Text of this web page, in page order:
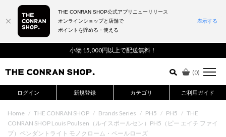
小物 15,000円以上で配送無料！
(0)
ログイン 新規登録 カテゴリ ご利用ガイド
詳細検索はこちら
Home / THE CONRAN SHOP / Brands Series / PH5 / PH5 / THE
CONRAN SHOP Louis Poulsen（ルイスポールセン）PH5（ピー エイチ ファイ
ブ）ペンダントライト モノクローム・ペールローズ
THE CONRAN SHOP公式アプリニューリリース
オンラインショップと店舗で
ポイントを貯める・使える
表示する